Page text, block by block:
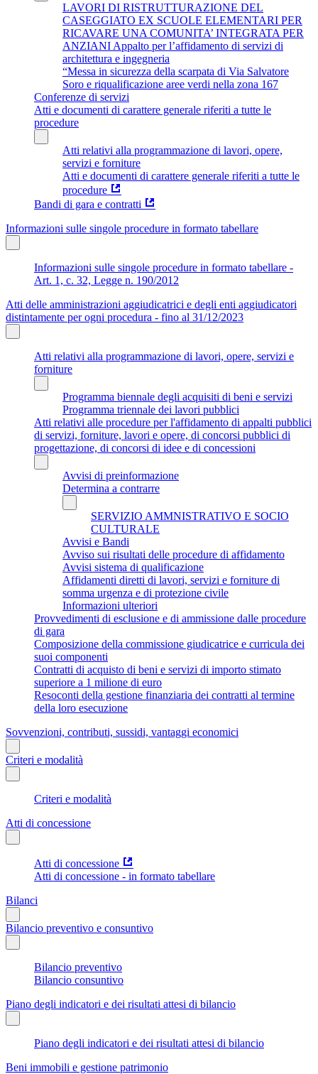
LAVORI DI RISTRUTTURAZIONE DEL
CASEGGIATO EX SCUOLE ELEMENTARI PER
RICAVARE UNA COMUNITA’ INTEGRATA PER
ANZIANI Appalto per l’affidamento di servizi di
architettura e ingegneria
“Messa in sicurezza della scarpata di Via Salvatore
Soro e riqualificazione aree verdi nella zona 167
Conferenze di servizi
Atti e documenti di carattere generale riferiti a tutte le
procedure
Atti relativi alla programmazione di lavori, opere,
servizi e forniture
Atti e documenti di carattere generale riferiti a tutte le
procedure
Bandi di gara e contratti
Informazioni sulle singole procedure in formato tabellare
Informazioni sulle singole procedure in formato tabellare -
Art. 1, c. 32, Legge n. 190/2012
Atti delle amministrazioni aggiudicatrici e degli enti aggiudicatori
distintamente per ogni procedura - fino al 31/12/2023
Atti relativi alla programmazione di lavori, opere, servizi e
forniture
Programma biennale degli acquisiti di beni e servizi
Programma triennale dei lavori pubblici
Atti relativi alle procedure per l'affidamento di appalti pubblici
di servizi, forniture, lavori e opere, di concorsi pubblici di
progettazione, di concorsi di idee e di concessioni
Avvisi di preinformazione
Determina a contrarre
SERVIZIO AMMNISTRATIVO E SOCIO
CULTURALE
Avvisi e Bandi
Avviso sui risultati delle procedure di affidamento
Avvisi sistema di qualificazione
Affidamenti diretti di lavori, servizi e forniture di
somma urgenza e di protezione civile
Informazioni ulteriori
Provvedimenti di esclusione e di ammissione dalle procedure
di gara
Composizione della commissione giudicatrice e curricula dei
suoi componenti
Contratti di acquisto di beni e servizi di importo stimato
superiore a 1 milione di euro
Resoconti della gestione finanziaria dei contratti al termine
della loro esecuzione
Sovvenzioni, contributi, sussidi, vantaggi economici
Criteri e modalità
Criteri e modalità
Atti di concessione
Atti di concessione
Atti di concessione - in formato tabellare
Bilanci
Bilancio preventivo e consuntivo
Bilancio preventivo
Bilancio consuntivo
Piano degli indicatori e dei risultati attesi di bilancio
Piano degli indicatori e dei risultati attesi di bilancio
Beni immobili e gestione patrimonio